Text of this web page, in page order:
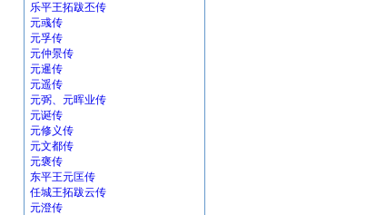
乐平王拓跋丕传
元彧传
元孚传
元仲景传
元暹传
元遥传
元弼、元晖业传
元诞传
元修义传
元文都传
元褒传
东平王元匡传
任城王拓跋云传
元澄传